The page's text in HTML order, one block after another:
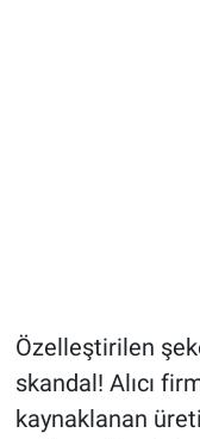
Özelleştirilen
skandal! Alıcı
kaynaklanan